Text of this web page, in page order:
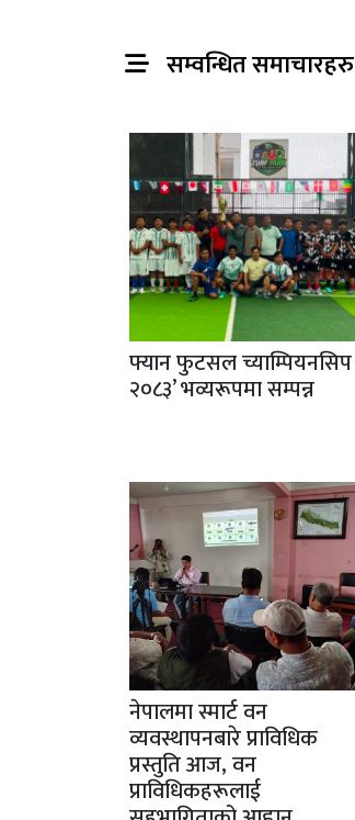
सम्वन्धित समाचारहरु
फ्यान फुटसल च्याम्पियनसिप
२०८३’ भव्यरूपमा सम्पन्न
नेपालमा स्मार्ट वन
व्यवस्थापनबारे प्राविधिक
प्रस्तुति आज, वन
प्राविधिकहरूलाई